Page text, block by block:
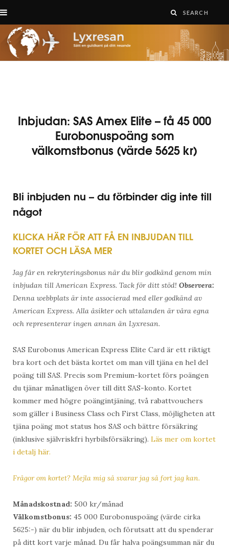
Inbjudan: SAS Amex Elite – få 45 000
Eurobonuspoäng som
välkomstbonus (värde 5625 kr)
Bli inbjuden nu – du förbinder dig inte till
något
KLICKA HÄR FÖR ATT FÅ EN INBJUDAN TILL
KORTET OCH LÄSA MER
Jag får en rekryteringsbonus när du blir godkänd genom min
inbjudan till American Express. Tack för ditt stöd! Observera:
Denna webbplats är inte associerad med eller godkänd av
American Express. Alla åsikter och uttalanden är våra egna
och representerar ingen annan än Lyxresan.
SAS Eurobonus American Express Elite Card är ett riktigt
bra kort och det bästa kortet om man vill tjäna en hel del
poäng till SAS. Precis som Premium-kortet förs poängen
du tjänar månatligen över till ditt SAS-konto. Kortet
kommer med högre poängintjäning, två rabattvouchers
som gäller i Business Class och First Class, möjligheten att
tjäna poäng mot status hos SAS och bättre försäkring
(inklusive självriskfri hyrbilsförsäkring). Läs mer om kortet
i detalj här.
Frågor om kortet? Mejla mig så svarar jag så fort jag kan.
Månadskostnad: 500 kr/månad
Välkomstbonus: 45 000 Eurobonuspoäng (värde cirka
5625:-) när du blir inbjuden, och förutsatt att du spenderar
på ditt kort varje månad. Du får halva poängsumman när du